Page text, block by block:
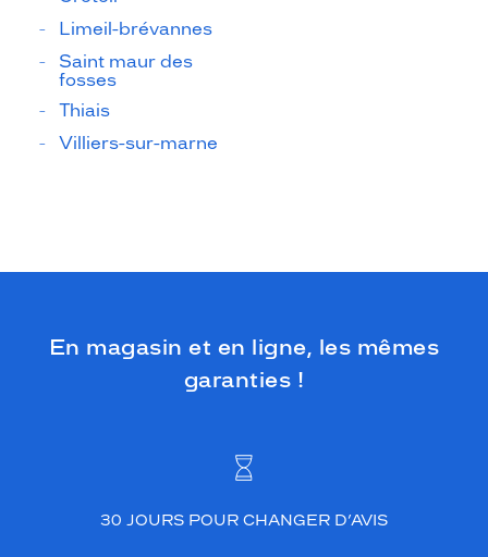
Limeil-brévannes
Saint maur des
fosses
Thiais
Villiers-sur-marne
En magasin et en ligne, les mêmes
garanties !
30 JOURS POUR CHANGER D’AVIS